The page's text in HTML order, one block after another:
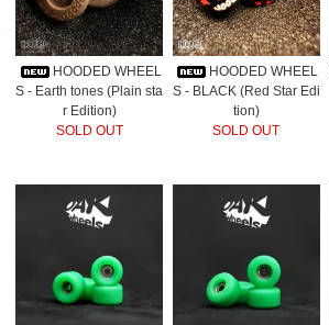
HOODED WHEEL
S - Earth tones (Plain sta
r Edition)
SOLD OUT
HOODED WHEEL
S - BLACK (Red Star Edi
tion)
SOLD OUT